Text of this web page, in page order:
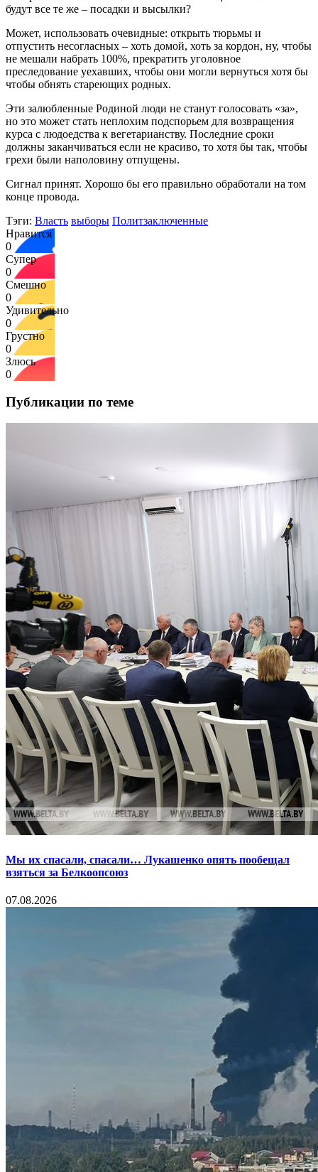
будут все те же – посадки и высылки?
Может, использовать очевидные: открыть тюрьмы и
отпустить несогласных – хоть домой, хоть за кордон, ну, чтобы
не мешали набрать 100%, прекратить уголовное
преследование уехавших, чтобы они могли вернуться хотя бы
чтобы обнять стареющих родных.
Эти залюбленные Родиной люди не станут голосовать «за»,
но это может стать неплохим подспорьем для возвращения
курса с людоедства к вегетарианству. Последние сроки
должны заканчиваться если не красиво, то хотя бы так, чтобы
грехи были наполовину отпущены.
Сигнал принят. Хорошо бы его правильно обработали на том
конце провода.
Тэги: Власть выборы Политзаключенные
Нравится
0
Супер
0
Смешно
0
Удивительно
0
Грустно
0
Злюсь
0
Публикации по теме
Мы их спасали, спасали… Лукашенко опять пообещал
взяться за Белкоопсоюз
07.08.2026